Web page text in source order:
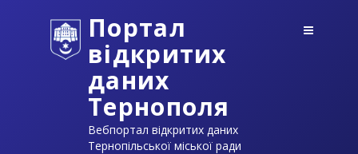
Портал
відкритих
даних
Тернополя
Вебпортал відкритих даних
Тернопільської міської ради